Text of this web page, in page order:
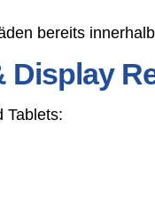
bereits
Tablets: